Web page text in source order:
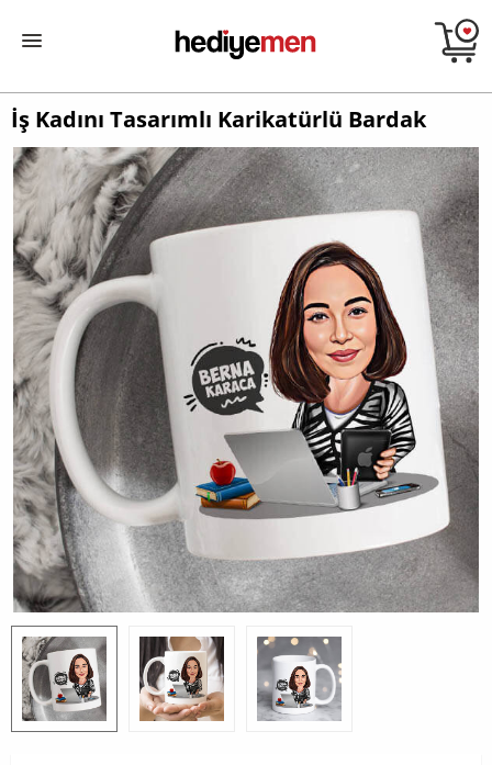
İş Kadını Tasarımlı Karikatürlü Bardak